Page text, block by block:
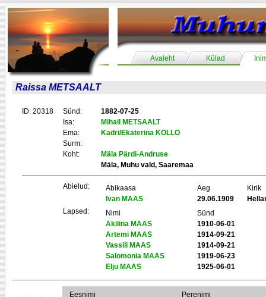
Avaleht Külad
Raissa METSAALT
ID: 20318 Sünd:
1882-07-25
Isa:
Mihail METSAALT
Ema:
Kadri/Ekaterina KOLLO
Surm:
Koht:
Mäla Pärdi-Andruse
Mäla, Muhu vald, Saaremaa
Abielud: Abikaasa Aeg
Kirik
Ivan MAAS
29.06.1909
Lapsed:
Nimi
Sünd
Akilina MAAS
1910-06-01
Artemi MAAS
1914-09-21
Vassili MAAS
1914-09-21
Salomonia MAAS
1919-06-23
Elju MAAS
1925-06-01
Eesnimi Perenimi